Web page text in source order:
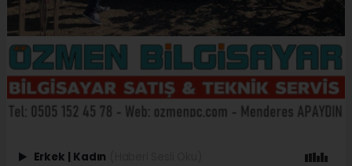
Erkek | Kadın